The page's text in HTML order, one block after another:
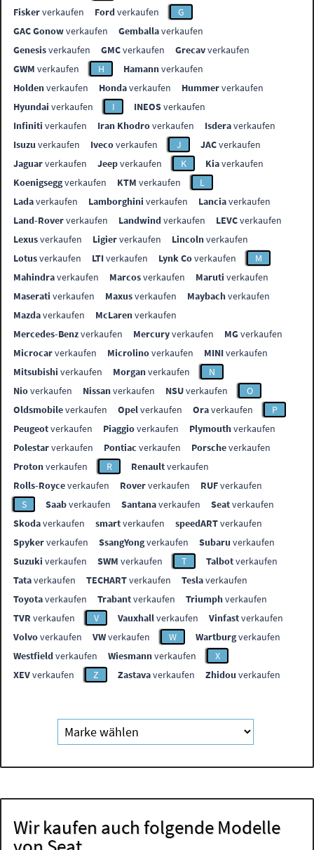
Fiskerverkaufen Fordverkaufen
G
GAC Gonowverkaufen Gemballaverkaufen
Genesisverkaufen GMCverkaufen Grecavverkaufen
GWM verkaufen H Hamannverkaufen
Holdenverkaufen Hondaverkaufen Hummerverkaufen
Hyundai verkaufen I INEOSverkaufen
Infiniti verkaufen Iran Khodroverkaufen Isderaverkaufen
Isuzu verkaufen Ivecoverkaufen J JACverkaufen
Jaguarverkaufen Jeepverkaufen K Kiaverkaufen
Koenigseggverkaufen KTM verkaufen
L
Ladaverkaufen Lamborghini verkaufen Lanciaverkaufen
Land-Roververkaufen Landwindverkaufen LEVCverkaufen
Lexusverkaufen Ligierverkaufen Lincolnverkaufen
Lotusverkaufen LTIverkaufen Lynk Coverkaufen
M
Mahindraverkaufen Marcosverkaufen Maruti verkaufen
Maserati verkaufen Maxusverkaufen Maybachverkaufen
Mazdaverkaufen McLarenverkaufen
Mercedes-Benzverkaufen Mercuryverkaufen MGverkaufen
Microcarverkaufen Microlinoverkaufen MINIverkaufen
Mitsubishi verkaufen Morganverkaufen
N
Nioverkaufen Nissanverkaufen NSUverkaufen
O
Oldsmobileverkaufen Opelverkaufen Oraverkaufen
P
Peugeotverkaufen Piaggioverkaufen Plymouthverkaufen
Polestarverkaufen Pontiac verkaufen Porscheverkaufen
Protonverkaufen R Renaultverkaufen
Rolls-Royceverkaufen Roververkaufen RUFverkaufen
S
Saabverkaufen Santanaverkaufen Seatverkaufen
Skodaverkaufen smartverkaufen speedARTverkaufen
Spykerverkaufen SsangYongverkaufen Subaru verkaufen
Suzuki verkaufen SWM verkaufen T Talbotverkaufen
Tataverkaufen TECHARTverkaufen Teslaverkaufen
Toyotaverkaufen Trabantverkaufen Triumphverkaufen
TVR verkaufen V Vauxhallverkaufen Vinfastverkaufen
Volvoverkaufen VWverkaufen W Wartburgverkaufen
Westfieldverkaufen Wiesmannverkaufen
X
XEVverkaufen Z Zastavaverkaufen Zhidou verkaufen
Wir kaufen auch folgende Modelle